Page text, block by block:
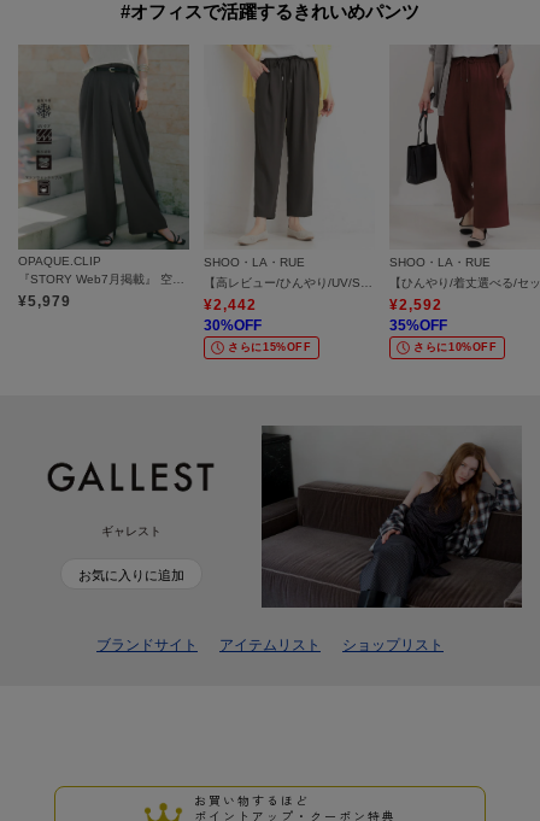
#オフィスで活躍するきれいめパンツ
OPAQUE.CLIP
『STORY Web7月掲載』 空気パンツ《接触冷感／UVケア／吸水速乾／防シワ／洗濯機OK》
¥5,979
SHOO・LA・RUE
【高レビュー/ひんやり/UV/SS-3L/セットアップ可】さらさらぷるん イージーテーパードパンツ
¥2,442
30%OFF
さらに15%OFF
SHOO・LA・RUE
¥2,592
35%OFF
さらに10%OFF
ギャレスト
お気に入りに追加
ブランドサイト アイテムリスト ショップリスト
お買い物するほど
ポイントアップ・クーポン特典